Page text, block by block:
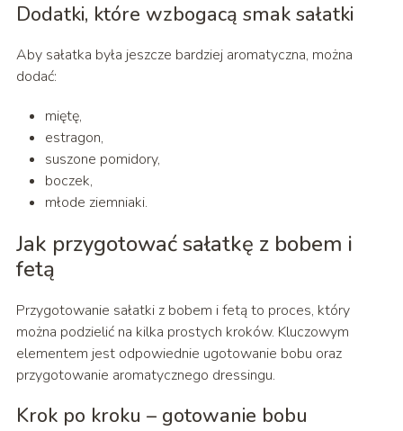
Dodatki, które wzbogacą smak sałatki
Aby sałatka była jeszcze bardziej aromatyczna, można
dodać:
miętę,
estragon,
suszone pomidory,
boczek,
młode ziemniaki.
Jak przygotować sałatkę z bobem i
fetą
Przygotowanie sałatki z bobem i fetą to proces, który
można podzielić na kilka prostych kroków. Kluczowym
elementem jest odpowiednie ugotowanie bobu oraz
przygotowanie aromatycznego dressingu.
Krok po kroku – gotowanie bobu